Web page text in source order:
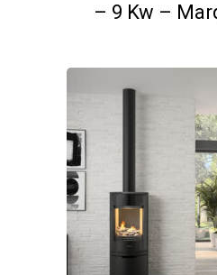
– 9 Kw –